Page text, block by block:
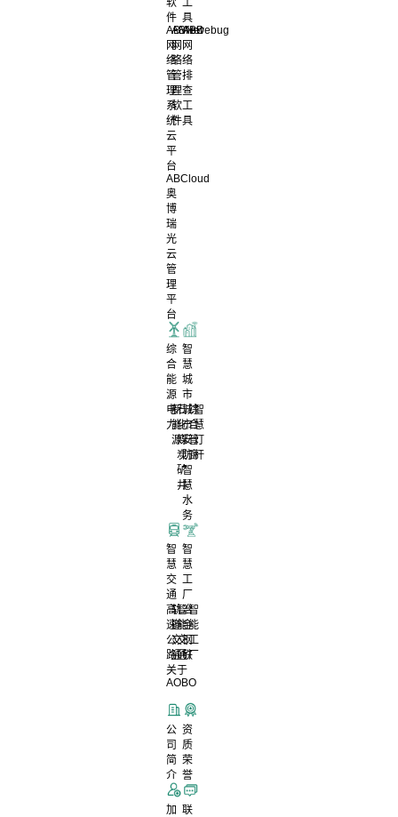
软
件
ABView
网
络
管
理
系
统
ABNet
网
络
管
理
软
件
工
具
ABDebug
网
络
排
查
工
具
云
平
台
ABCloud
奥
博
瑞
光
云
管
理
平
台
综
合
能
源
电
力
新
能
源
石
化
煤
炭
矿
井
智
慧
城
市
城
市
安
防
综
合
管
廊
智
慧
灯
杆
智
慧
水
务
智
慧
交
通
高
速
公
路
轨
道
交
通
智
能
交
通
智
慧
工
厂
冶
金
钢
铁
智
能
工
厂
关于
AOBO
公
司
简
介
资
质
荣
誉
加 联